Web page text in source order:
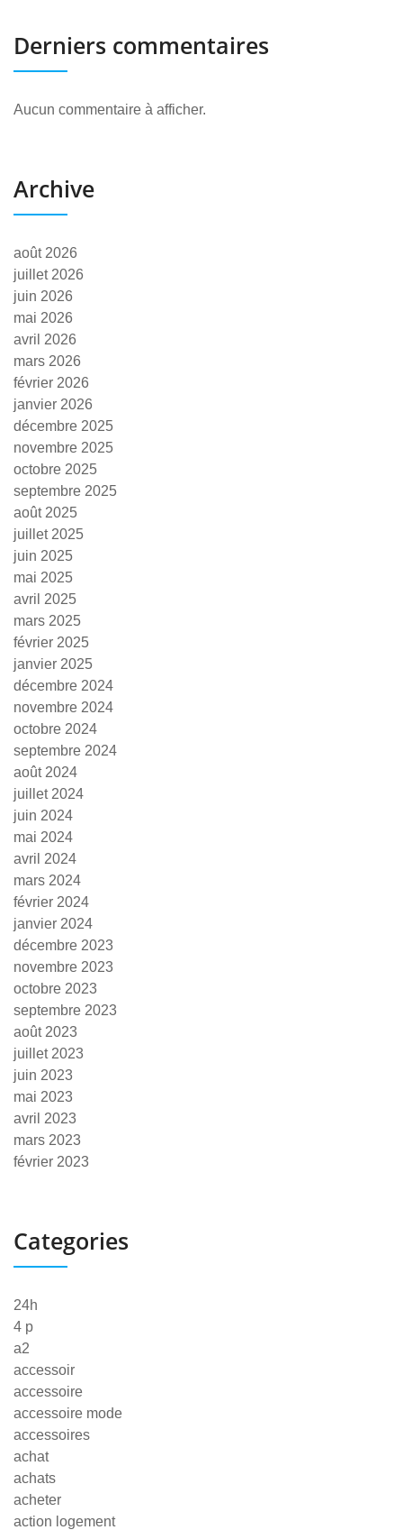
Derniers commentaires
Aucun commentaire à afficher.
Archive
août 2026
juillet 2026
juin 2026
mai 2026
avril 2026
mars 2026
février 2026
janvier 2026
décembre 2025
novembre 2025
octobre 2025
septembre 2025
août 2025
juillet 2025
juin 2025
mai 2025
avril 2025
mars 2025
février 2025
janvier 2025
décembre 2024
novembre 2024
octobre 2024
septembre 2024
août 2024
juillet 2024
juin 2024
mai 2024
avril 2024
mars 2024
février 2024
janvier 2024
décembre 2023
novembre 2023
octobre 2023
septembre 2023
août 2023
juillet 2023
juin 2023
mai 2023
avril 2023
mars 2023
février 2023
Categories
24h
4 p
a2
accessoir
accessoire
accessoire mode
accessoires
achat
achats
acheter
action logement